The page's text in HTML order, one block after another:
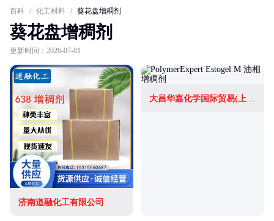
百科 / 化工材料 / 葵花盘增稠剂
葵花盘增稠剂
更新时间：2026-07-01
济南道融化工有限公司
大昌华嘉化学国际贸易(上海)有限公司